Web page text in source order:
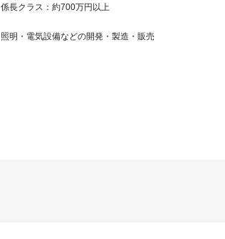
係長クラス：約700万円以上
照明・電気設備などの開発・製造・販売